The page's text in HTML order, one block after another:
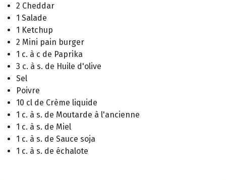
2 Cheddar
1 Salade
1 Ketchup
2 Mini pain burger
1 c. à c de Paprika
3 c. à s. de Huile d'olive
Sel
Poivre
10 cl de Crème liquide
1 c. à s. de Moutarde à l'ancienne
1 c. à s. de Miel
1 c. à s. de Sauce soja
1 c. à s. de échalote